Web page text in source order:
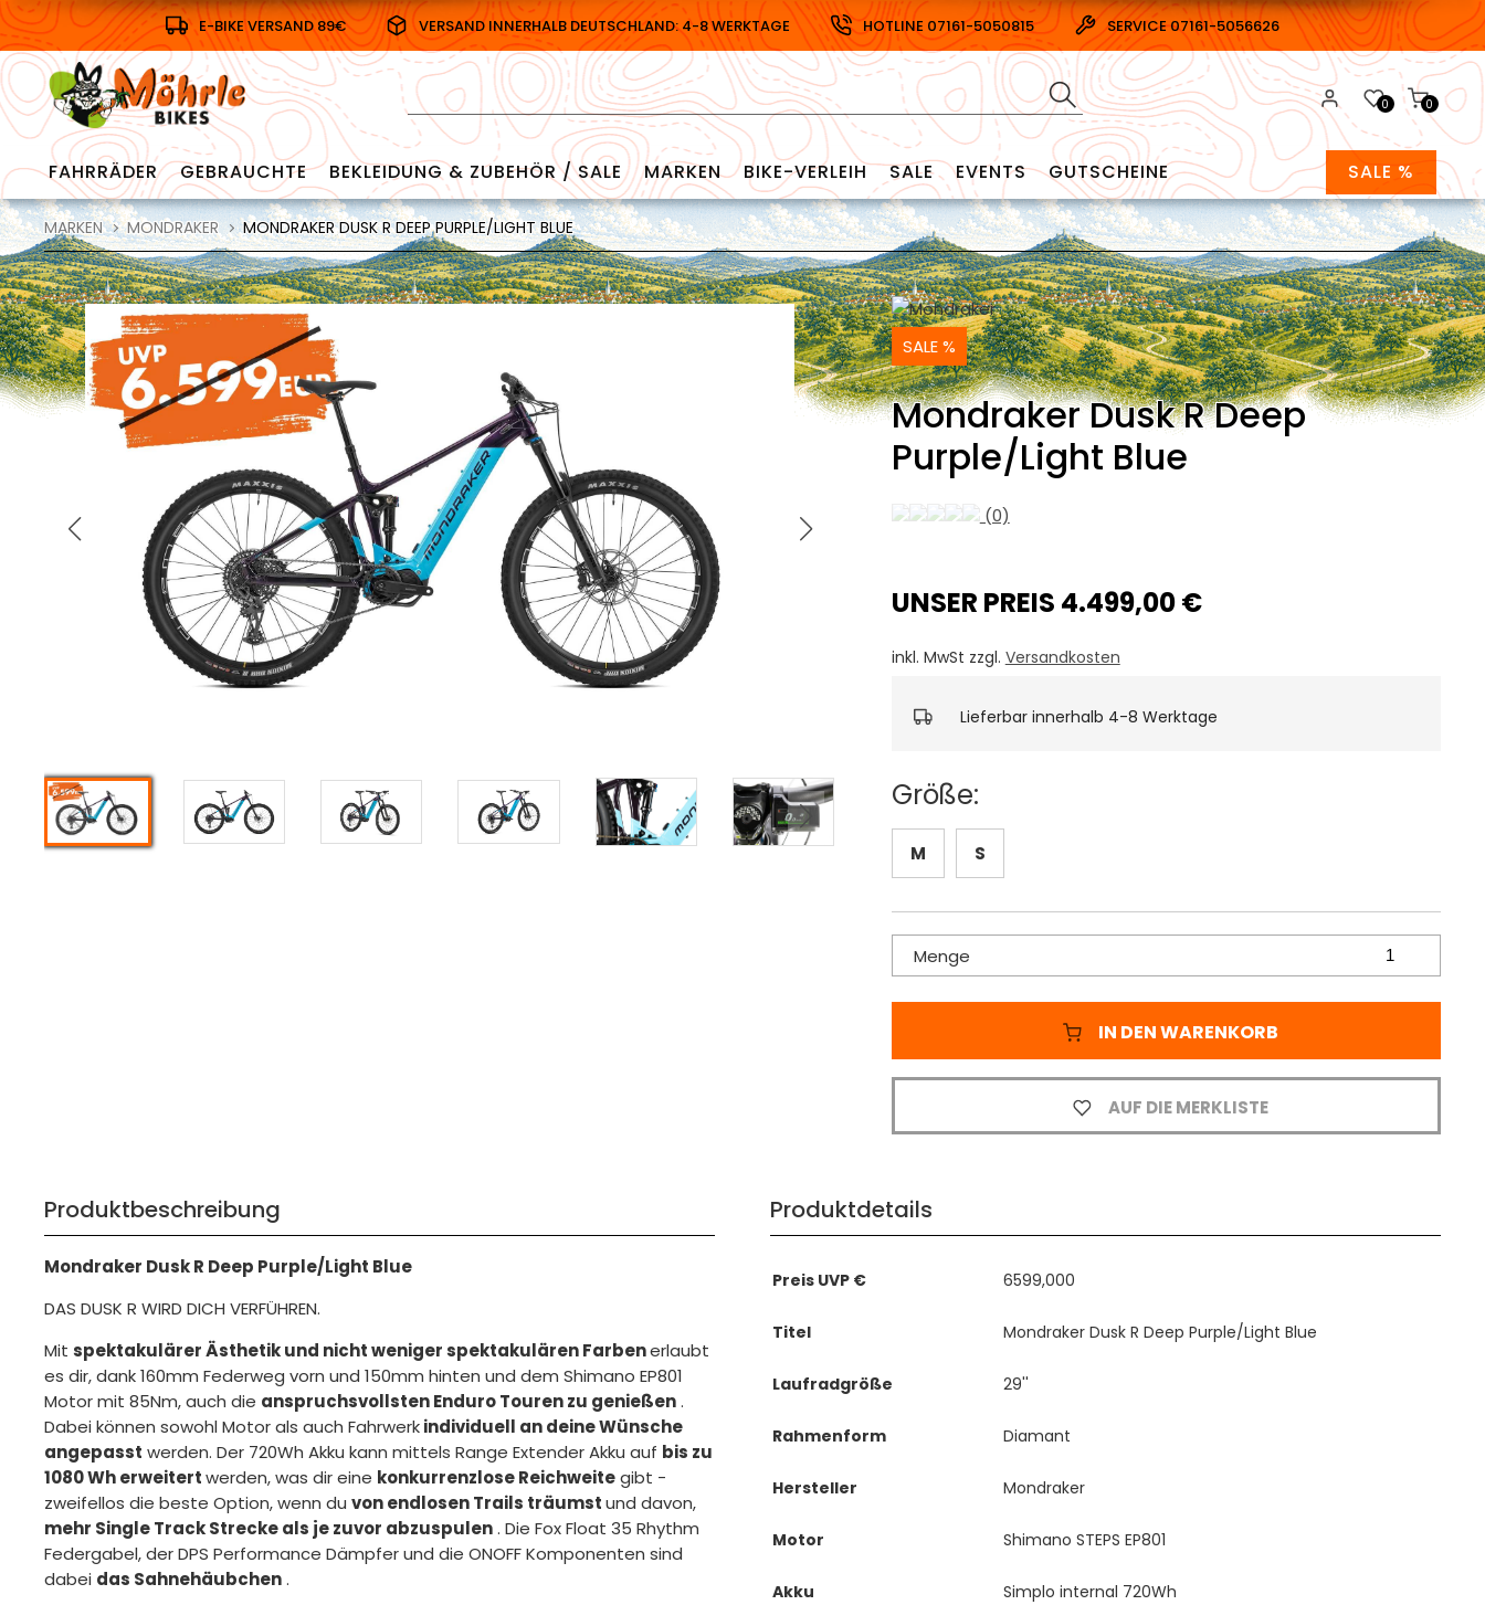
E-BIKE VERSAND 89€ VERSAND INNERHALB DEUTSCHLAND: 4-8 WERKTAGE HOTLINE 07161-5050815 SERVICE 07161-5056626
0
0
FAHRRÄDER GEBRAUCHTE BEKLEIDUNG & ZUBEHÖR / SALE MARKEN BIKE-VERLEIH SALE EVENTS GUTSCHEINE SALE %
MARKEN MONDRAKER MONDRAKER DUSK R DEEP PURPLE/LIGHT BLUE
SALE %
Mondraker Dusk R Deep
Purple/Light Blue
(0)
UNSER PREIS 4.499,00 €
inkl. MwSt zzgl. Versandkosten
Lieferbar innerhalb 4-8 Werktage
Größe:
M S
Menge
IN DEN WARENKORB
AUF DIE MERKLISTE
Produktbeschreibung
Mondraker Dusk R Deep Purple/Light Blue
DAS DUSK R WIRD DICH VERFÜHREN.
Mitspektakulärer Ästhetik und nicht weniger spektakulären Farbenerlaubt
es dir, dank 160mm Federweg vorn und 150mm hinten und dem Shimano EP801
Motor mit 85Nm, auch die anspruchsvollsten Enduro Touren zu genießen.
Dabei können sowohl Motor als auch Fahrwerkindividuell an deine Wünsche
angepasst werden. Der 720Wh Akku kann mittels Range Extender Akku auf bis zu
1080 Wh erweitertwerden, was dir eine konkurrenzlose Reichweitegibt -
zweifellos die beste Option, wenn duvon endlosen Trails träumstund davon,
mehr Single Track Strecke als je zuvor abzuspulen. Die Fox Float 35 Rhythm
Federgabel, der DPS Performance Dämpfer und die ONOFF Komponenten sind
dabei das Sahnehäubchen.
Produktdetails
Preis UVP € 6599,000
Titel Mondraker Dusk R Deep Purple/Light Blue
Laufradgröße 29''
Rahmenform Diamant
Hersteller Mondraker
Motor Shimano STEPS EP801
Akku Simplo internal 720Wh